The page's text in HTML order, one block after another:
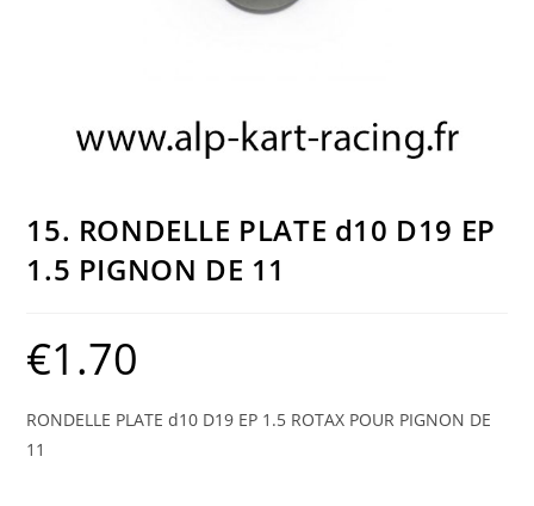
15. RONDELLE PLATE d10 D19 EP
1.5 PIGNON DE 11
€1.70
RONDELLE PLATE d10 D19 EP 1.5 ROTAX POUR PIGNON DE
11